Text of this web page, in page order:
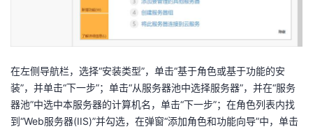
在左侧导航栏，选择“安装类型”，单击“基于角色或基于功能的安
装”，并单击“下一步”；单击“从服务器池中选择服务器”，并在“服务
器池”中选中本服务器的计算机名，单击“下一步”；在角色列表内找
到“Web服务器(IIS)”并勾选，在弹窗“添加角色和功能向导”中，单击